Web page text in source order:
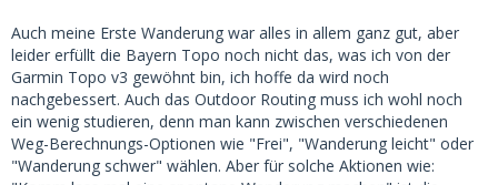
Auch meine Erste Wanderung war alles in allem ganz gut, aber
leider erfüllt die Bayern Topo noch nicht das, was ich von der
Garmin Topo v3 gewöhnt bin, ich hoffe da wird noch
nachgebessert. Auch das Outdoor Routing muss ich wohl noch
ein wenig studieren, denn man kann zwischen verschiedenen
Weg-Berechnungs-Optionen wie "Frei", "Wanderung leicht" oder
"Wanderung schwer" wählen. Aber für solche Aktionen wie: